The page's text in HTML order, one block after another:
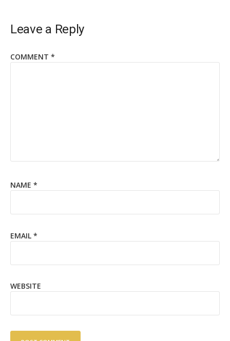
Leave a Reply
COMMENT *
NAME *
EMAIL *
WEBSITE